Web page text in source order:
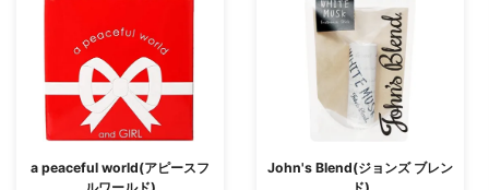
a peaceful world(アピースフ
John's Blend(ジョンズ ブレン